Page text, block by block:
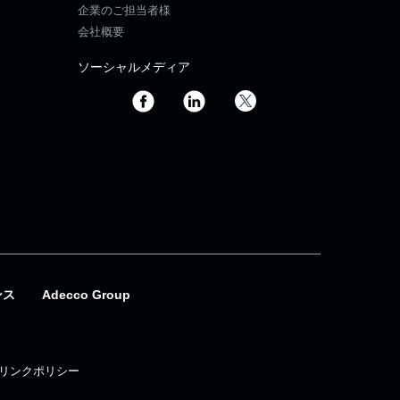
企業のご担当者様
会社概要
ソーシャルメディア
Adecco Group
ンクポリシー